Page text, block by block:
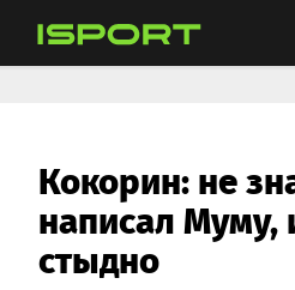
Кокорин: не
написал Муму,
стыдно